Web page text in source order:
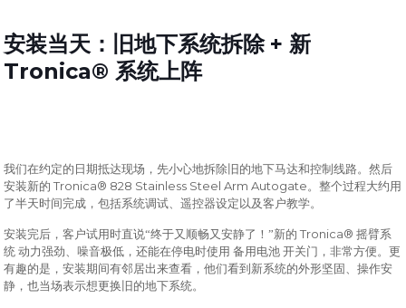
安装当天：旧地下系统拆除 + 新
Tronica® 系统上阵
我们在约定的日期抵达现场，先小心地拆除旧的地下马达和控制线路。然后
安装新的Tronica® 828 Stainless Steel Arm Autogate。整个过程大约用
了半天时间完成，包括系统调试、遥控器设定以及客户教学。
安装完后，客户试用时直说“终于又顺畅又安静了！”新的Tronica®摇臂系
统 动力强劲、噪音极低，还能在停电时使用 备用电池 开关门，非常方便。更
有趣的是，安装期间有邻居出来查看，他们看到新系统的外形坚固、操作安
静，也当场表示想更换旧的地下系统。